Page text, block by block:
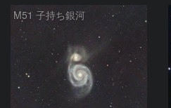
M51 子持ち銀河